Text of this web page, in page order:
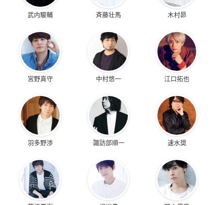
武内駿輔 斉藤壮馬 木村昴
宮野真守 中村悠一 江口拓也
羽多野渉 諏訪部順一 速水奨